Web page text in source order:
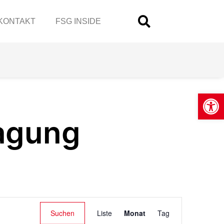
FSG INSIDE
Suchen Liste Monat Tag